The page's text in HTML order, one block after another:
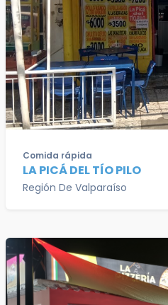
Comida rápida
LA PICÁ DEL TÍO PILO
Región De Valparaíso